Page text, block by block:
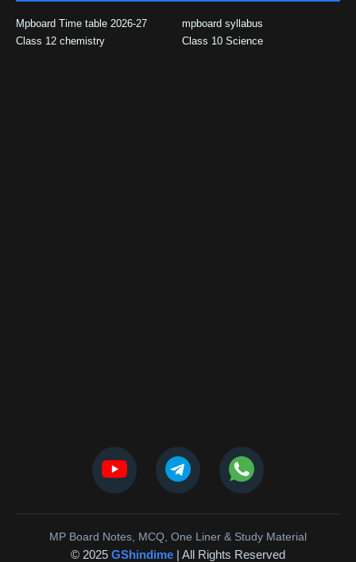
Mpboard Time table 2026-27
mpboard syllabus
Class 12 chemistry
Class 10 Science
MP Board Notes, MCQ, One Liner & Study Material
© 2025 GShindime | All Rights Reserved